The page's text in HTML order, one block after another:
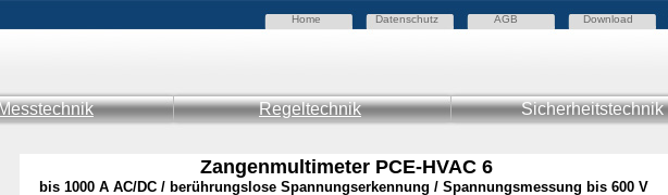
Home Datenschutz AGB Download
Regeltechnik Sicherheitstechnik
Zangenmultimeter PCE-HVAC 6
bis 1000 A AC/DC / berührungslose Spannungserkennung / Spannungsmessung bis 600 V